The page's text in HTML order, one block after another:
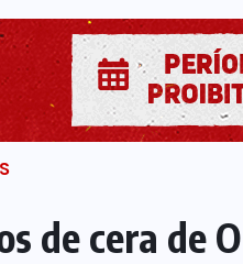
de cera de